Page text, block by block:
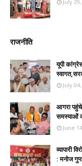
July
राजनीति
यूपी
July
आगरा पहुंचे
समस्याओं
June
व्यापारी
: मनोज